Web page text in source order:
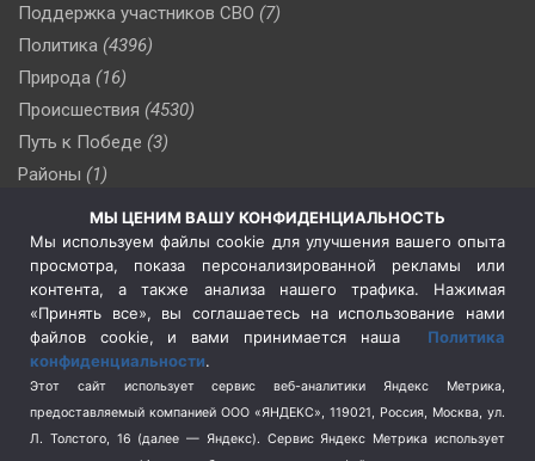
Поддержка участников СВО (7)
Политика (4396)
Природа (16)
Происшествия (4530)
Путь к Победе (3)
Районы (1)
(509)
Сельское хозяйство (3)
Социальная политика
(3)
Спецоперация в Украине
Спецоперация на Украине
(404)
Спорт (740)
Терроризм (1)
МЫ ЦЕНИМ ВАШУ КОНФИДЕНЦИАЛЬНОСТЬ
Мы используем файлы cookie для улучшения вашего опыта
просмотра, показа персонализированной рекламы или
контента, а также анализа нашего трафика. Нажимая
«Принять все», вы соглашаетесь на использование нами
файлов cookie, и вами принимается наша Политика
конфиденциальности.
Этот сайт использует сервис веб-аналитики Яндекс Метрика,
предоставляемый компанией ООО «ЯНДЕКС», 119021, Россия, Москва, ул.
Л. Толстого, 16 (далее — Яндекс). Сервис Яндекс Метрика использует